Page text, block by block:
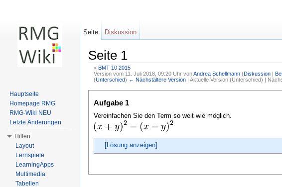
Seite 1
< BMT 10 2015
Version vom 11. Juli 2018, 09:20 Uhr vonAndrea Schellmann (Diskussion|
(Unterschied) ← Nächstältere Version| Aktuelle Version (Unterschied) |
Aufgabe 1
Vereinfachen Sie den Term so weit wie möglich.
[Lösung anzeigen]
Seite Diskussion
Hauptseite
Homepage RMG
RMG-Wiki NEU
Letzte Änderungen
Hilfen
Layout
Lernspiele
LearningApps
Multimedia
Tabellen